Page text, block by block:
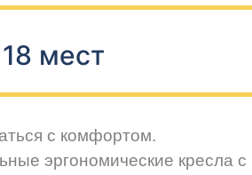
мест
с комфортом.
эргономические кресла с